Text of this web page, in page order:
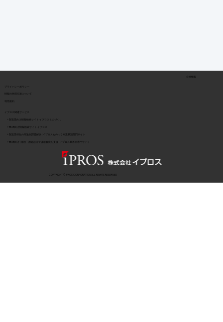
​情報の外部伝達について
会社情報
COPYRIGHT © IPROS CORPORATION ALL RIGHTS RESERVED
> 製造業特化の用途別課題解決 | イプロスものづくり業界別専門サイト
> BtoB向け情報検索サイト イプロス
> BtoB向け | 目的・用途起点で課題解決を支援 | イプロス業界別専門サイト
> 製造業向け情報検索サイト イプロスものづくり
イプロス関連サービス